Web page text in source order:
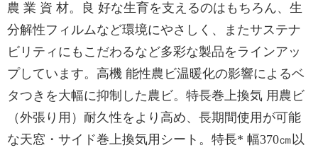
農 業 資 材。良 好な生育を支えるのはもちろん、生
分解性フィルムなど環境にやさしく、またサステナ
ビリティにもこだわるなど多彩な製品をラインアッ
プしています。高機 能性農ビ温暖化の影響によるベ
タつきを大幅に抑制した農ビ。特長巻上換気 用農ビ
（外張り用）耐久性をより高め、長期間使用が可能
な天窓・サイド巻上換気用シート。特長* 幅370㎝以